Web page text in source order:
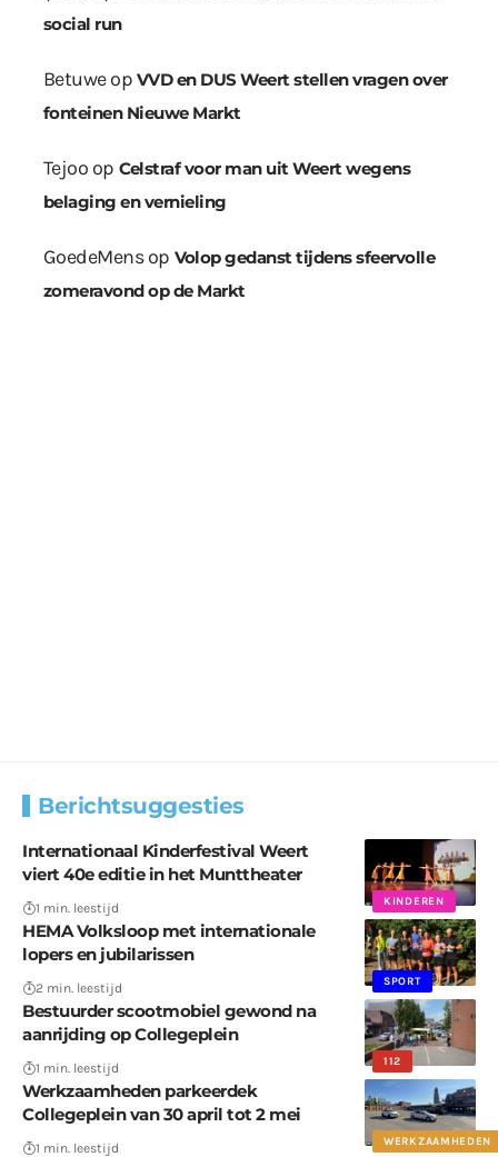
social run
Betuweop VVD en DUS Weert stellen vragen over
fonteinen Nieuwe Markt
Tejoo op Celstraf voor man uit Weert wegens
belaging en vernieling
GoedeMensop Volop gedanst tijdens sfeervolle
zomeravond op de Markt
Berichtsuggesties
KINDEREN
Internationaal Kinderfestival Weert
viert 40e editie in het Munttheater
1 min. leestijd
SPORT
HEMA Volksloop met internationale
lopers en jubilarissen
2 min. leestijd
112
Bestuurder scootmobiel gewond na
aanrijding op Collegeplein
1 min. leestijd
WERKZAAMHEDEN
Werkzaamheden parkeerdek
Collegeplein van 30 april tot 2 mei
1 min. leestijd